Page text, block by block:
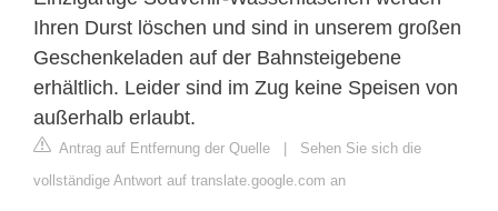
Ihren Durst löschen und sind in unserem großen
Geschenkeladen auf der Bahnsteigebene
erhältlich. Leider sind im Zug keine Speisen von
außerhalb erlaubt.
Antrag auf Entfernung der Quelle | Sehen Sie sich die
vollständige Antwort auf translate.google.com an